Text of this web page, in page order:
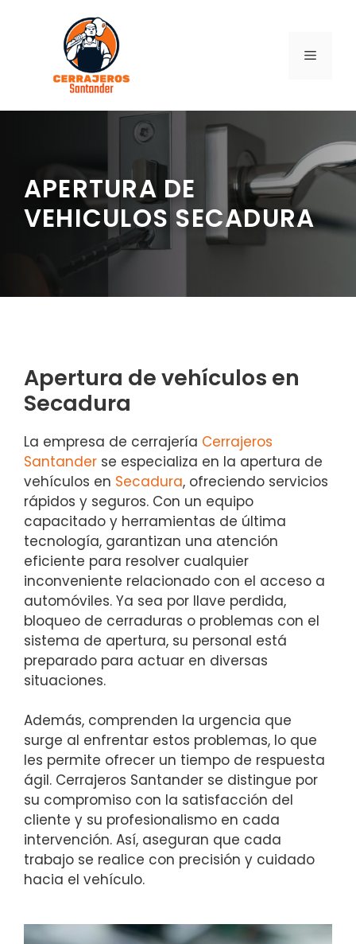
contenido
MENÚ
APERTURA DE
VEHICULOS SECADURA
Apertura de vehículos en
Secadura
La empresa de cerrajería Cerrajeros
Santander se especializa en la apertura de
vehículos en Secadura, ofreciendo servicios
rápidos y seguros. Con un equipo
capacitado y herramientas de última
tecnología, garantizan una atención
eficiente para resolver cualquier
inconveniente relacionado con el acceso a
automóviles. Ya sea por llave perdida,
bloqueo de cerraduras o problemas con el
sistema de apertura, su personal está
preparado para actuar en diversas
situaciones.
Además, comprenden la urgencia que
surge al enfrentar estos problemas, lo que
les permite ofrecer un tiempo de respuesta
ágil. Cerrajeros Santander se distingue por
su compromiso con la satisfacción del
cliente y su profesionalismo en cada
intervención. Así, aseguran que cada
trabajo se realice con precisión y cuidado
hacia el vehículo.